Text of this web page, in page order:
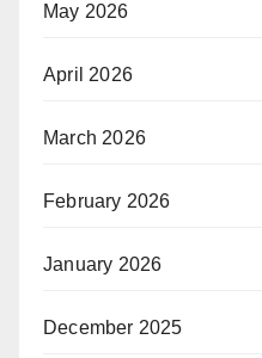
May 2026
April 2026
March 2026
February 2026
January 2026
December 2025